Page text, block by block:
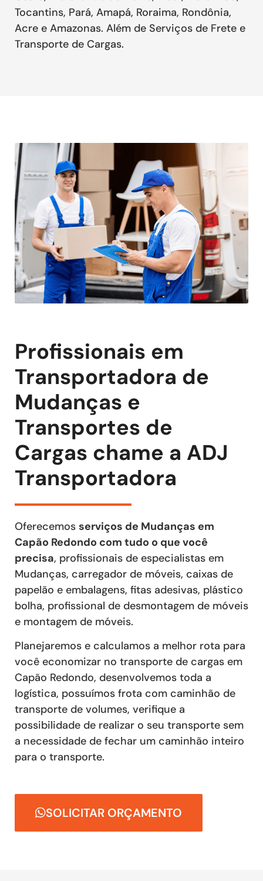
Tocantins, Pará, Amapá, Roraima, Rondônia,
Acre e Amazonas. Além de Serviços de Frete e
Transporte de Cargas.
Profissionais em
Transportadora de
Mudanças e
Transportes de
Cargas chame a ADJ
Transportadora
Oferecemos serviços de Mudanças em
Capão Redondo com tudo o que você
precisa, profissionais de especialistas em
Mudanças, carregador de móveis, caixas de
papelão e embalagens, fitas adesivas, plástico
bolha, profissional de desmontagem de móveis
e montagem de móveis.
Planejaremos e calculamos a melhor rota para
você economizar no transporte de cargas em
Capão Redondo, desenvolvemos toda a
logística, possuímos frota com caminhão de
transporte de volumes, verifique a
possibilidade de realizar o seu transporte sem
a necessidade de fechar um caminhão inteiro
para o transporte.
SOLICITAR ORÇAMENTO